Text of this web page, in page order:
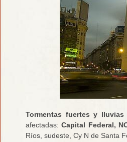
Tormentas fuertes y lluvias
afectadas:Capital Federal,
Ríos, sudeste, Cy N de Santa